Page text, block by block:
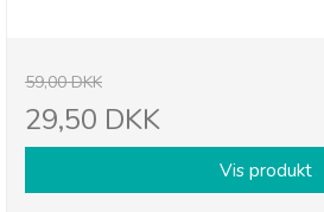
59,00 DKK
29,50 DKK
Vis produkt